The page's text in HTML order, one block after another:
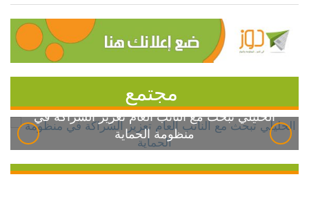
مجتمع
الخليلي تبحث مع النائب العام تعزيز الشراكة في
منظومة الحماية